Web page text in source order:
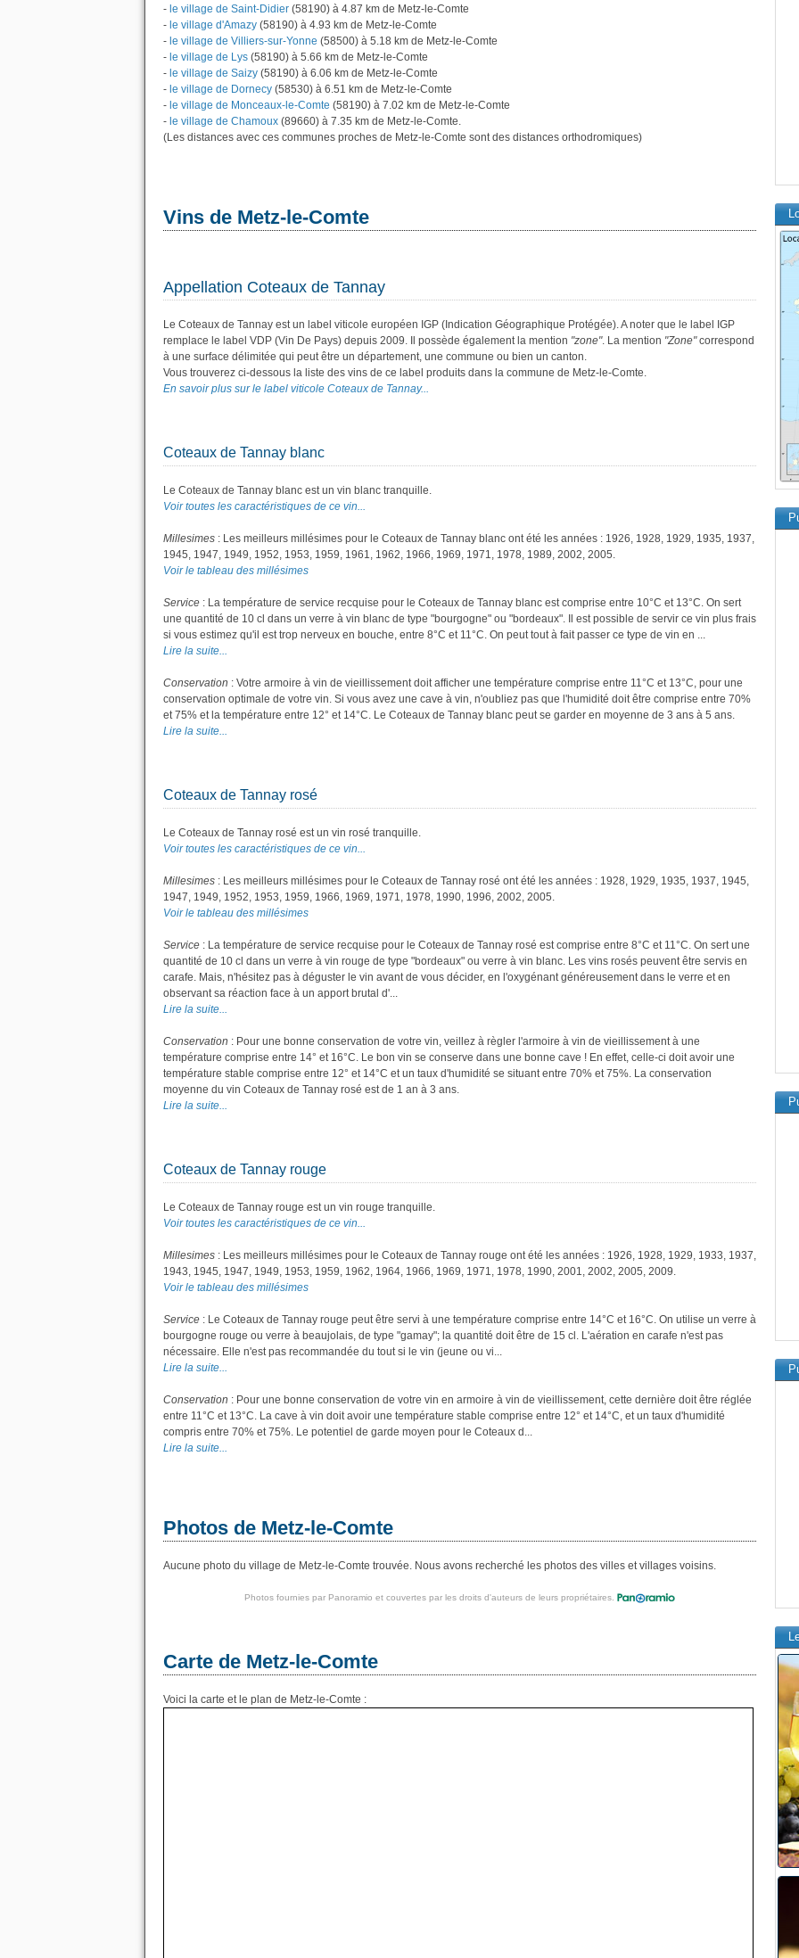
- le village de Saint-Didier (58190) à 4.87 km de Metz-le-Comte
- le village d'Amazy (58190) à 4.93 km de Metz-le-Comte
- le village de Villiers-sur-Yonne (58500) à 5.18 km de Metz-le-Comte
- le village de Lys (58190) à 5.66 km de Metz-le-Comte
- le village de Saizy (58190) à 6.06 km de Metz-le-Comte
- le village de Dornecy (58530) à 6.51 km de Metz-le-Comte
- le village de Monceaux-le-Comte (58190) à 7.02 km de Metz-le-Comte
- le village de Chamoux (89660) à 7.35 km de Metz-le-Comte.
(Les distances avec ces communes proches de Metz-le-Comte sont des distances orthodromiques)
Vins de Metz-le-Comte
Appellation Coteaux de Tannay
Le Coteaux de Tannay est un label viticole européen IGP (Indication Géographique Protégée). A noter que le label IGP
remplace le label VDP (Vin De Pays) depuis 2009. Il possède également la mention "zone". La mention "Zone"correspond
à une surface délimitée qui peut être un département, une commune ou bien un canton.
Vous trouverez ci-dessous la liste des vins de ce label produits dans la commune de Metz-le-Comte.
En savoir plus sur le label viticole Coteaux de Tannay...
Coteaux de Tannay blanc
Le Coteaux de Tannay blanc est un vin blanc tranquille.
Voir toutes les caractéristiques de ce vin...
Millesimes : Les meilleurs millésimes pour le Coteaux de Tannay blanc ont été les années : 1926, 1928, 1929, 1935, 1937,
1945, 1947, 1949, 1952, 1953, 1959, 1961, 1962, 1966, 1969, 1971, 1978, 1989, 2002, 2005.
Voir le tableau des millésimes
Service : La température de service recquise pour le Coteaux de Tannay blanc est comprise entre 10°C et 13°C. On sert
une quantité de 10 cl dans un verre à vin blanc de type "bourgogne" ou "bordeaux". Il est possible de servir ce vin plus frais
si vous estimez qu'il est trop nerveux en bouche, entre 8°C et 11°C. On peut tout à fait passer ce type de vin en ...
Lire la suite...
Conservation : Votre armoire à vin de vieillissement doit afficher une température comprise entre 11°C et 13°C, pour une
conservation optimale de votre vin. Si vous avez une cave à vin, n'oubliez pas que l'humidité doit être comprise entre 70%
et 75% et la température entre 12° et 14°C. Le Coteaux de Tannay blanc peut se garder en moyenne de 3 ans à 5 ans.
Lire la suite...
Coteaux de Tannay rosé
Le Coteaux de Tannay rosé est un vin rosé tranquille.
Voir toutes les caractéristiques de ce vin...
Millesimes : Les meilleurs millésimes pour le Coteaux de Tannay rosé ont été les années : 1928, 1929, 1935, 1937, 1945,
1947, 1949, 1952, 1953, 1959, 1966, 1969, 1971, 1978, 1990, 1996, 2002, 2005.
Voir le tableau des millésimes
Service : La température de service recquise pour le Coteaux de Tannay rosé est comprise entre 8°C et 11°C. On sert une
quantité de 10 cl dans un verre à vin rouge de type "bordeaux" ou verre à vin blanc. Les vins rosés peuvent être servis en
carafe. Mais, n'hésitez pas à déguster le vin avant de vous décider, en l'oxygénant généreusement dans le verre et en
observant sa réaction face à un apport brutal d'...
Lire la suite...
Conservation : Pour une bonne conservation de votre vin, veillez à règler l'armoire à vin de vieillissement à une
température comprise entre 14° et 16°C. Le bon vin se conserve dans une bonne cave ! En effet, celle-ci doit avoir une
température stable comprise entre 12° et 14°C et un taux d'humidité se situant entre 70% et 75%. La conservation
moyenne du vin Coteaux de Tannay rosé est de 1 an à 3 ans.
Lire la suite...
Coteaux de Tannay rouge
Le Coteaux de Tannay rouge est un vin rouge tranquille.
Voir toutes les caractéristiques de ce vin...
Millesimes : Les meilleurs millésimes pour le Coteaux de Tannay rouge ont été les années : 1926, 1928, 1929, 1933, 1937,
1943, 1945, 1947, 1949, 1953, 1959, 1962, 1964, 1966, 1969, 1971, 1978, 1990, 2001, 2002, 2005, 2009.
Voir le tableau des millésimes
Service : Le Coteaux de Tannay rouge peut être servi à une température comprise entre 14°C et 16°C. On utilise un verre à
bourgogne rouge ou verre à beaujolais, de type "gamay"; la quantité doit être de 15 cl. L'aération en carafe n'est pas
nécessaire. Elle n'est pas recommandée du tout si le vin (jeune ou vi...
Lire la suite...
Conservation : Pour une bonne conservation de votre vin en armoire à vin de vieillissement, cette dernière doit être réglée
entre 11°C et 13°C. La cave à vin doit avoir une température stable comprise entre 12° et 14°C, et un taux d'humidité
compris entre 70% et 75%. Le potentiel de garde moyen pour le Coteaux d...
Lire la suite...
Photos de Metz-le-Comte
Aucune photo du village de Metz-le-Comte trouvée. Nous avons recherché les photos des villes et villages voisins.
Photos fournies par Panoramio et couvertes par les droits d'auteurs de leurs propriétaires.
Carte de Metz-le-Comte
Voici la carte et le plan de Metz-le-Comte :